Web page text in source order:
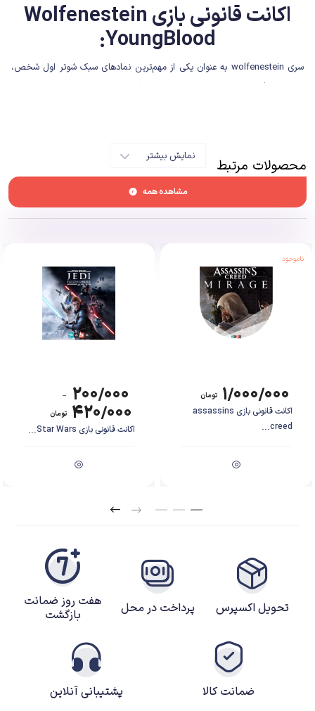
اکانت قانونی بازی Wolfenestein
:YoungBlood
سری wolfenestein به عنوان یکی از مهم‌ترین نمادهای سبک شوتر اول شخص،
همواره طرفداران بسیار زیادی داشته است. در کنار این موضوع، این سری به دلیل
عنوان Wolfenstein: Youngblood با تمرکز بر فرزندان شخصیت اصلی نسخه‌های
نمایش بیشتر محصولات مرتبط
مشاهده همه
ناموجود
۱/۰۰۰/۰۰۰ تومان
اکانت قانونی بازی assassins
creed...
۲۰۰/۰۰۰ –
۴۲۰/۰۰۰ تومان
اکانت قانونی بازی Star Wars...
تحویل اکسپرس پرداخت در محل
هفت روز ضمانت
بازگشت
ضمانت کالا پشتیبانی آنلاین